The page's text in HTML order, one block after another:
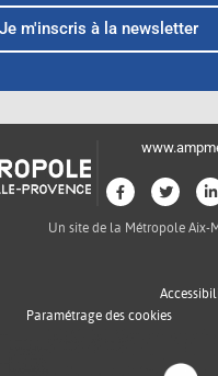
Je m'inscris à la newsletter
Un site de la Métropole Aix-
Paramétrage des cookies